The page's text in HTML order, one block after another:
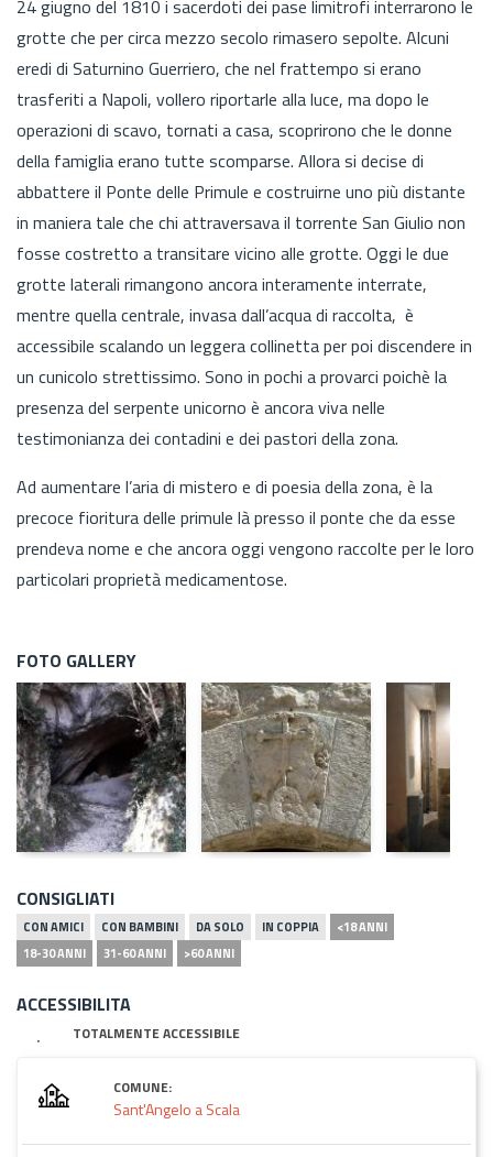
24 giugno del 1810 i sacerdoti dei pase limitrofi interrarono le
grotte che per circa mezzo secolo rimasero sepolte. Alcuni
eredi di Saturnino Guerriero, che nel frattempo si erano
trasferiti a Napoli, vollero riportarle alla luce, ma dopo le
operazioni di scavo, tornati a casa, scoprirono che le donne
della famiglia erano tutte scomparse. Allora si decise di
abbattere il Ponte delle Primule e costruirne uno più distante
in maniera tale che chi attraversava il torrente San Giulio non
fosse costretto a transitare vicino alle grotte. Oggi le due
grotte laterali rimangono ancora interamente interrate,
mentre quella centrale, invasa dall’acqua di raccolta, è
accessibile scalando un leggera collinetta per poi discendere in
un cunicolo strettissimo. Sono in pochi a provarci poichè la
presenza del serpente unicorno è ancora viva nelle
testimonianza dei contadini e dei pastori della zona.
Ad aumentare l’aria di mistero e di poesia della zona, è la
precoce fioritura delle primule là presso il ponte che da esse
prendeva nome e che ancora oggi vengono raccolte per le loro
particolari proprietà medicamentose.
FOTO GALLERY
CONSIGLIATI
CON AMICI CON BAMBINI DA SOLO IN COPPIA
<18 ANNI
18-30 ANNI
31-60 ANNI >60 ANNI
ACCESSIBILITA
TOTALMENTE ACCESSIBILE
COMUNE:
Sant'Angelo a Scala